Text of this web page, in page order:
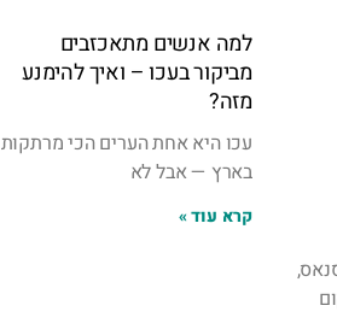
למה אנשים מתאכזבים
מביקור בעכו – ואיך להימנע
מזה?
עכו היא אחת הערים הכי מרתקות
בארץ — אבל לא
קרא עוד »